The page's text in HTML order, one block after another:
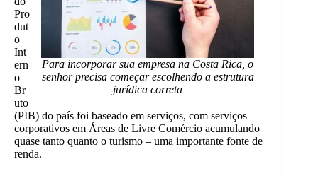
Para incorporar sua empresa na Costa Rica, o
senhor precisa começar escolhendo a estrutura
jurídica correta
Pro
dut
o
Int
ern
o
Br
uto
(PIB) do país foi baseado em serviços, com serviços
corporativos em Áreas de Livre Comércio acumulando
quase tanto quanto o turismo – uma importante fonte de
renda.